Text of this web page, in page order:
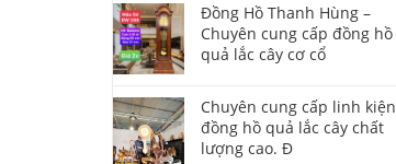
Đồng Hồ Thanh Hùng –
Chuyên cung cấp đồng hồ
quả lắc cây cơ cổ
Chuyên cung cấp linh kiện
đồng hồ quả lắc cây chất
lượng cao. Đ